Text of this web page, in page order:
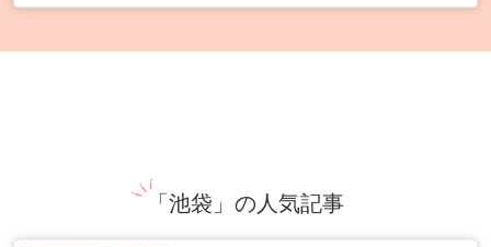
「池袋」の人気記事